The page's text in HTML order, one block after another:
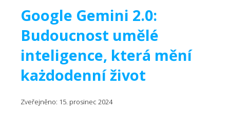
Google Gemini 2.0:
Budoucnost umělé
inteligence, která mění
każdodenní život
Zveřejněno: 15. prosinec 2024